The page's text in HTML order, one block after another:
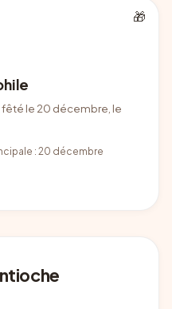
🎁
le 20 décembre, le
:20 décembre